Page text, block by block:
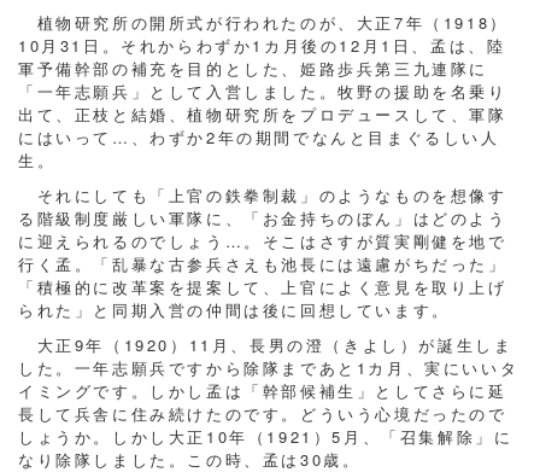
植物研究所の開所式が行われたのが、大正7年（1918）
10月31日。それからわずか1カ月後の12月1日、孟は、陸
軍予備幹部の補充を目的とした、姫路歩兵第三九連隊に
「一年志願兵」として入営しました。牧野の援助を名乗り
出て、正枝と結婚、植物研究所をプロデュースして、軍隊
にはいって…、わずか2年の期間でなんと目まぐるしい人
生。
それにしても「上官の鉄拳制裁」のようなものを想像す
る階級制度厳しい軍隊に、「お金持ちのぼん」はどのよう
に迎えられるのでしょう…。そこはさすが質実剛健を地で
行く孟。「乱暴な古参兵さえも池長には遠慮がちだった」
「積極的に改革案を提案して、上官によく意見を取り上げ
られた」と同期入営の仲間は後に回想しています。
大正9年（1920）11月、長男の澄（きよし）が誕生しま
した。一年志願兵ですから除隊まであと1カ月、実にいいタ
イミングです。しかし孟は「幹部候補生」としてさらに延
長して兵舎に住み続けたのです。どういう心境だったので
しょうか。しかし大正10年（1921）5月、「召集解除」に
なり除隊しました。この時、孟は30歳。